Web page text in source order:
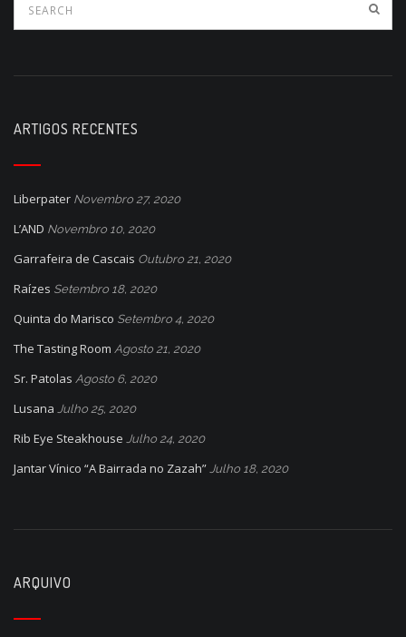
ARTIGOS RECENTES
Liberpater Novembro 27, 2020
L’AND Novembro 10, 2020
Garrafeira de Cascais Outubro 21, 2020
Raízes Setembro 18, 2020
Quinta do Marisco Setembro 4, 2020
The Tasting Room Agosto 21, 2020
Sr. Patolas Agosto 6, 2020
Lusana Julho 25, 2020
Rib Eye Steakhouse Julho 24, 2020
Jantar Vínico “A Bairrada no Zazah” Julho 18, 2020
ARQUIVO